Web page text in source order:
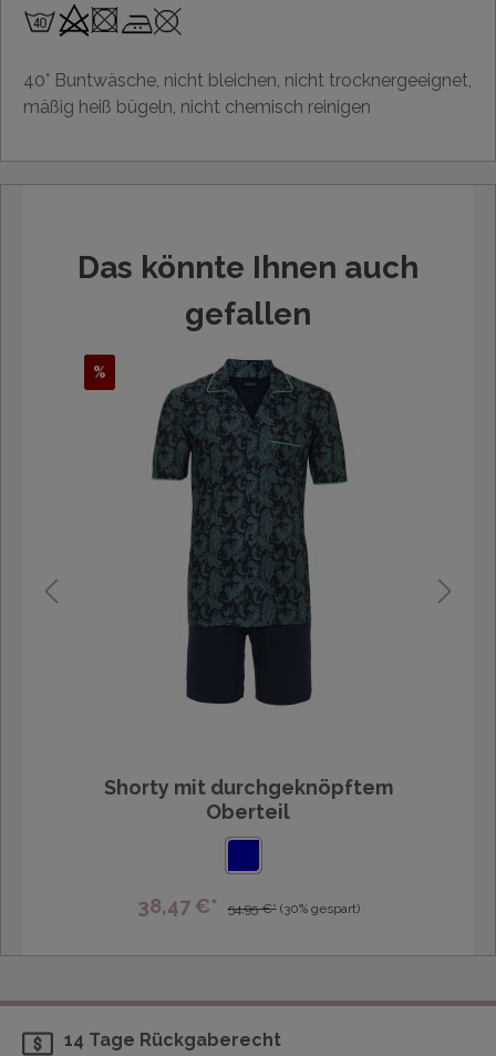
40° Buntwäsche, nicht bleichen, nicht trocknergeeignet,
mäßig heiß bügeln, nicht chemisch reinigen
Das könnte Ihnen auch
gefallen
%
Shorty mit durchgeknöpftem
Oberteil
38,47 €* 54,95 €* (30% gespart)
14 Tage Rückgaberecht